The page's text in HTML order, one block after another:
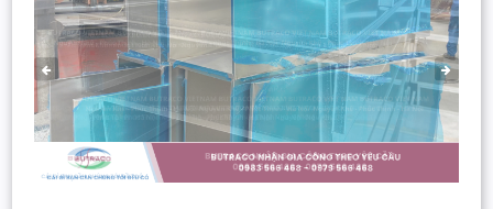
PREVIOUS NEXT